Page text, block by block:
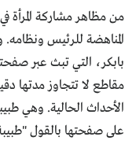
من مظاهر مشاركة المرأة
المناهضة للرئيس ونظامه.
بابكر، التي تبث عبر
مقاطع لا تتجاوز مدتها
الأحداث الحالية. وهي
على صفحتها بالقول